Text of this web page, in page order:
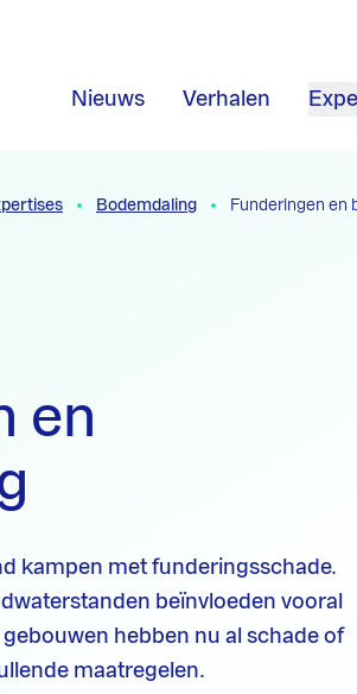
Nieuws Verhalen
Bodemdaling Funderingen en
en
kampen met funderingsschade.
beïnvloeden vooral
hebben nu al schade of
maatregelen.